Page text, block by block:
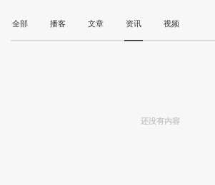
全部 播客 文章 资讯 视频
还没有内容